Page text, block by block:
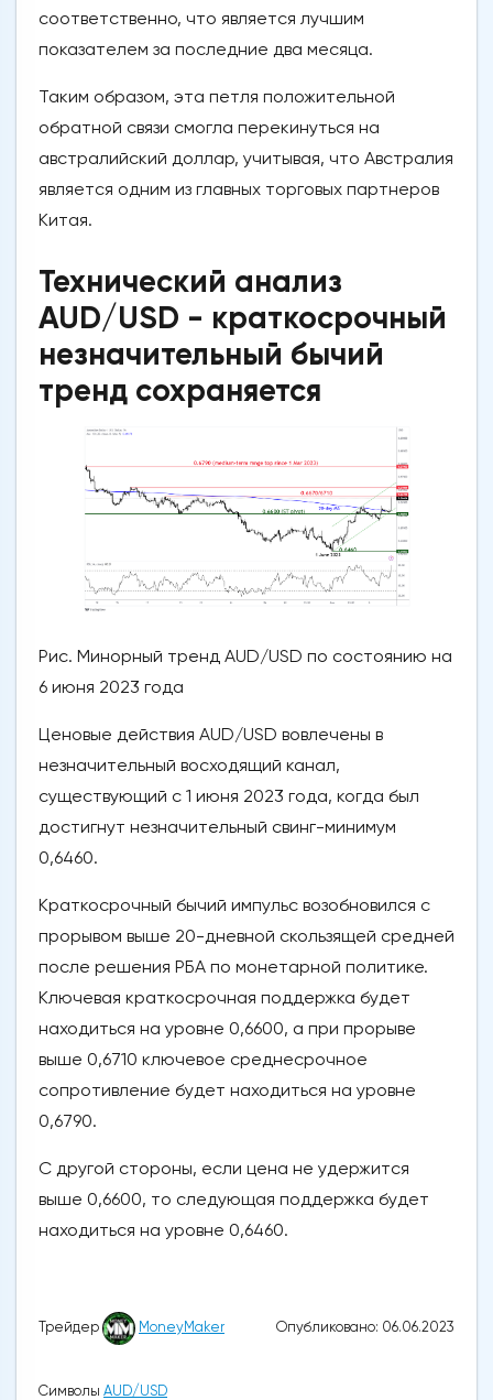
соответственно, что является лучшим
показателем за последние два месяца.
Таким образом, эта петля положительной
обратной связи смогла перекинуться на
австралийский доллар, учитывая, что Австралия
является одним из главных торговых партнеров
Китая.
Технический анализ
AUD/USD - краткосрочный
незначительный бычий
тренд сохраняется
Рис. Минорный тренд AUD/USD по состоянию на
6 июня 2023 года
Ценовые действия AUD/USD вовлечены в
незначительный восходящий канал,
существующий с 1 июня 2023 года, когда был
достигнут незначительный свинг-минимум
0,6460.
Краткосрочный бычий импульс возобновился с
прорывом выше 20-дневной скользящей средней
после решения РБА по монетарной политике.
Ключевая краткосрочная поддержка будет
находиться на уровне 0,6600, а при прорыве
выше 0,6710 ключевое среднесрочное
сопротивление будет находиться на уровне
0,6790.
С другой стороны, если цена не удержится
выше 0,6600, то следующая поддержка будет
находиться на уровне 0,6460.
Трейдер MoneyMaker Опубликовано: 06.06.2023
Символы AUD/USD